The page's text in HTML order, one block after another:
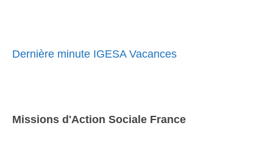
Dernière minute IGESA Vacances
Missions d'Action Sociale France